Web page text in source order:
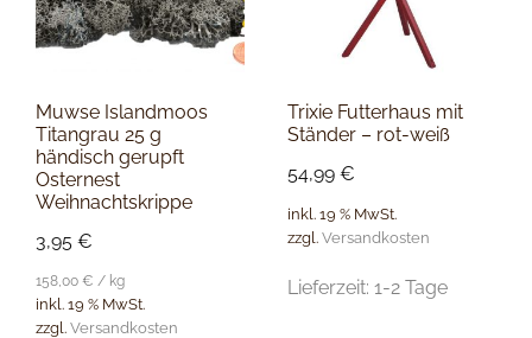
Muwse Islandmoos
Titangrau 25 g
händisch gerupft
Osternest
Weihnachtskrippe
3,95 €
158,00 € / kg
inkl. 19 % MwSt.
zzgl. Versandkosten
Trixie Futterhaus mit
Ständer – rot-weiß
54,99€
inkl. 19 % MwSt.
zzgl.Versandkosten
Lieferzeit:1-2 Tage